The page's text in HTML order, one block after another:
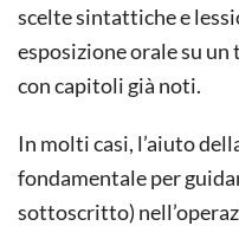
scelte sintattiche e
esposizione orale su
con capitoli già noti.
In molti casi, l’aiuto
fondamentale per
sottoscritto)